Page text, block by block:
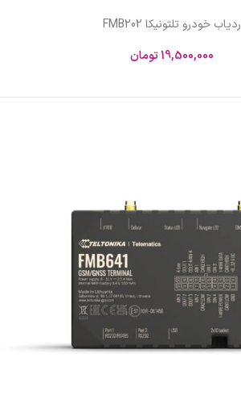
ردیاب خودرو تلتونیکا FMB202
19,500,000تومان